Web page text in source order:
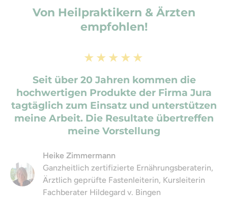
Von Heilpraktikern & Ärzten
empfohlen!
★★★★★
Seit über 20 Jahren kommen die
hochwertigen Produkte der Firma Jura
tagtäglich zum Einsatz und unterstützen
meine Arbeit. Die Resultate übertreffen
meine Vorstellung
Heike Zimmermann
Ganzheitlich zertifizierte Ernährungsberaterin,
Ärztlich geprüfte Fastenleiterin, Kursleiterin
Fachberater Hildegard v. Bingen